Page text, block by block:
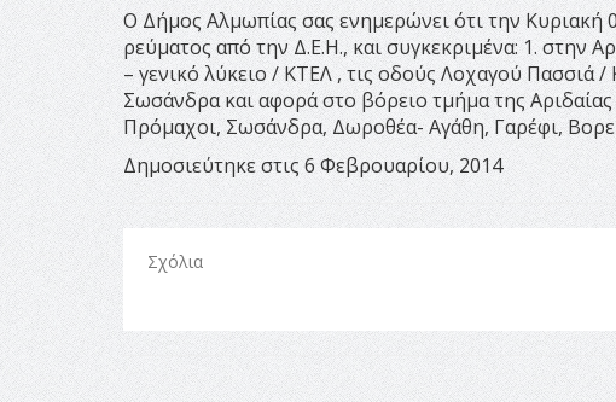
O Δήμος Αλμωπίας σας ενημερώνει ότι την
ρεύματος από την Δ.Ε.Η., και συγκεκριμένα: 1. στην
– γενικό λύκειο / ΚΤΕΛ , τις οδούς Λοχαγού Πασσιά
Σωσάνδρα και αφορά στο βόρειο τμήμα της
Πρόμαχοι, Σωσάνδρα, Δωροθέα- Αγάθη, Γαρέφι,
Δημοσιεύτηκε στις 6 Φεβρουαρίου, 2014
Σχόλια